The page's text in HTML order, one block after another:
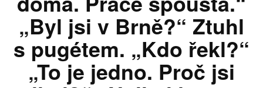
„Byl jsi v Brně?“ Ztuhl
s pugétem. „Kdo řekl?“
„To je jedno. Proč jsi